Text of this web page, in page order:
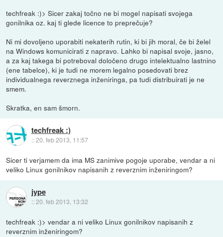
techfreak :)> Sicer zakaj točno ne bi mogel napisati svojega
gonilnika oz. kaj ti glede licence to preprečuje?
Ni mi dovoljeno uporabiti nekaterih rutin, ki bi jih moral, če bi želel
na Windows komunicirati z napravo. Lahko bi napisal svoje, jasno,
a za kaj takega bi potreboval določeno drugo intelektualno lastnino
(ene tabelce), ki je tudi ne morem legalno posedovati brez
individualnega reverznega inženiringa, pa tudi distribuirati je ne
smem.
Skratka, en sam šmorn.
techfreak :)
::20. feb 2013, 11:57
Sicer ti verjamem da ima MS zanimive pogoje uporabe, vendar a ni
veliko Linux gonilnikov napisanih z reverznim inženiringom?
jype
::20. feb 2013, 13:32
techfreak :)> vendar a ni veliko Linux gonilnikov napisanih z
reverznim inženiringom?